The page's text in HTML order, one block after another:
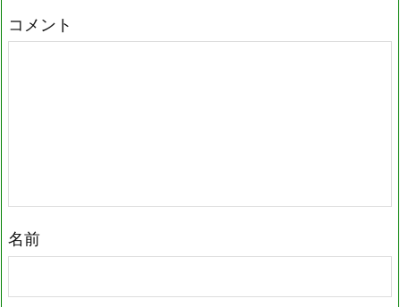
コメント
名前